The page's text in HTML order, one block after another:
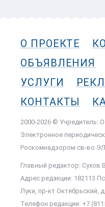
О ПРОЕКТЕ
ОБЪЯВЛЕНИЯ
УСЛУГИ
КОНТАКТЫ
2000-2026 © Учредитель:
Электронное
Роскомнадзором cв-во
Главный редактор: Сухов
Адрес редакции: 182113
Луки, пр-кт Октябрьский,
Телефон редакции: +7